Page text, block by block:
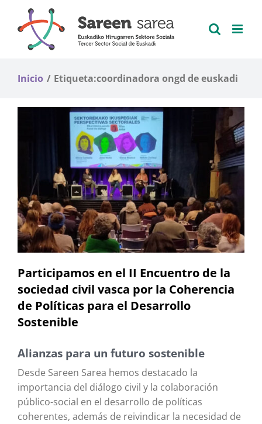
contenido
Inicio Etiqueta:coordinadora ongd de euskadi
Participamos en el II Encuentro de la
sociedad civil vasca por la Coherencia
de Políticas para el Desarrollo
Sostenible
Alianzas para un futuro sostenible
Desde Sareen Sarea hemos destacado la
importancia del diálogo civil y la colaboración
público-social en el desarrollo de políticas
coherentes, además de reivindicar la necesidad de